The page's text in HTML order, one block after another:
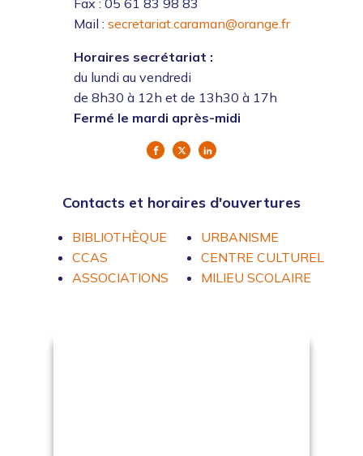
Fax : 05 61 83 98 83
Mail : secretariat.caraman@orange.fr
Horaires secrétariat :
du lundi au vendredi
de 8h30 à 12h et de 13h30 à 17h
Fermé le mardi après-midi
Contacts et horaires d'ouvertures
BIBLIOTHÈQUE
CCAS
ASSOCIATIONS
URBANISME
CENTRE CULTUREL
MILIEU SCOLAIRE